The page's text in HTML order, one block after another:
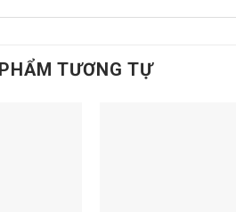
TƯƠNG TỰ